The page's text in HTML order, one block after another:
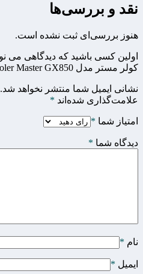
نقد و بررسی‌ها
هنوز بررسی‌ای ثبت نشده است.
کولر مستر مدل Cooler Master GX850”
نشانی ایمیل شما منتشر نخواهد شد.
علامت‌گذاری شده‌اند *
امتیاز شما *
دیدگاه شما *
نام *
ایمیل *